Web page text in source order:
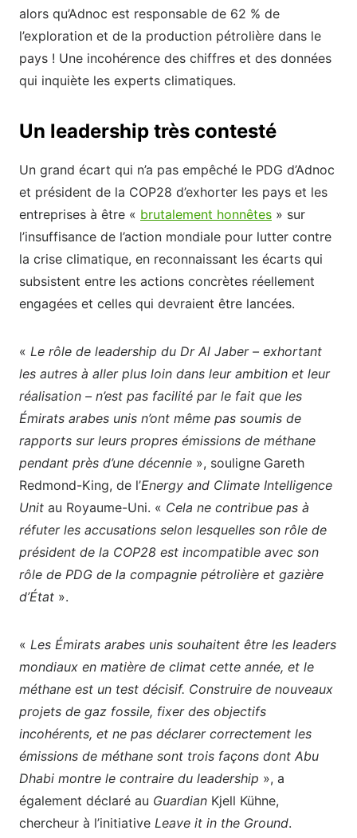
alors qu’Adnoc est responsable de 62 % de
l’exploration et de la production pétrolière dans le
pays ! Une incohérence des chiffres et des données
qui inquiète les experts climatiques.
Un leadership très contesté
Un grand écart qui n’a pas empêché le PDG d’Adnoc
et président de la COP28 d’exhorter les pays et les
entreprises à être « brutalement honnêtes » sur
l’insuffisance de l’action mondiale pour lutter contre
la crise climatique, en reconnaissant les écarts qui
subsistent entre les actions concrètes réellement
engagées et celles qui devraient être lancées.
« Le rôle de leadership du Dr Al Jaber – exhortant
les autres à aller plus loin dans leur ambition et leur
réalisation – n’est pas facilité par le fait que les
Émirats arabes unis n’ont même pas soumis de
rapports sur leurs propres émissions de méthane
pendant près d’une décennie », souligne Gareth
Redmond-King, de l’Energy and Climate Intelligence
Unit au Royaume-Uni. « Cela ne contribue pas à
réfuter les accusations selon lesquelles son rôle de
président de la COP28 est incompatible avec son
rôle de PDG de la compagnie pétrolière et gazière
d’État ».
« Les Émirats arabes unis souhaitent être les leaders
mondiaux en matière de climat cette année, et le
méthane est un test décisif. Construire de nouveaux
projets de gaz fossile, fixer des objectifs
incohérents, et ne pas déclarer correctement les
émissions de méthane sont trois façons dont Abu
Dhabi montre le contraire du leadership », a
également déclaré au Guardian Kjell Kühne,
chercheur à l’initiative Leave it in the Ground.